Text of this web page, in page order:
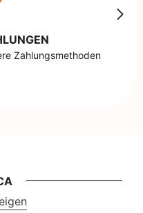
Zahlungsmethoden